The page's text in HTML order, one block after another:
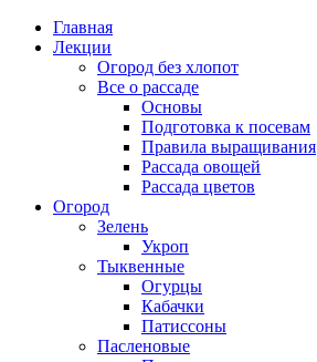
Главная
Лекции
Огород без хлопот
Все о рассаде
Основы
Подготовка к посевам
Правила выращивания
Рассада овощей
Рассада цветов
Огород
Зелень
Укроп
Тыквенные
Огурцы
Кабачки
Патиссоны
Пасленовые